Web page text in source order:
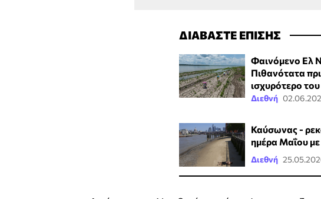
ΔΙΑΒΑΣΤΕ ΕΠΙΣΗΣ
Φαινόμενο Ελ
Πιθανότατα
ισχυρότερο
Διεθνή
Καύσωνας -
ημέρα Μαΐου
Διεθνή